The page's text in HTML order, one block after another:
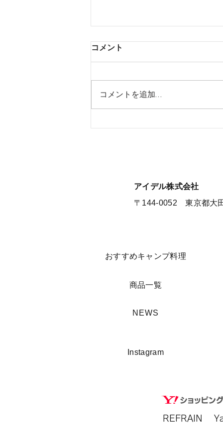
コメント
コメントを追加…
​アイデル株式会社
〒144-0052 東京都大
​おすすめキャンプ料理
​商品一覧
​NEWS
​Instagram
REFRAIN​